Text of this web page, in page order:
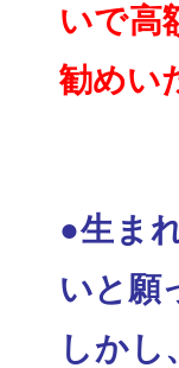
いで高
勧めい
●生ま
いと願
しかし